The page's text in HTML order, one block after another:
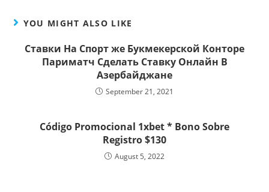
YOU MIGHT ALSO LIKE
Ставки На Спорт же Букмекерской Конторе
Париматч Сделать Ставку Онлайн В
Азербайджане
September 21, 2021
Código Promocional 1xbet * Bono Sobre
Registro $130
August 5, 2022